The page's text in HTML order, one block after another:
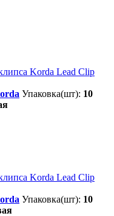
Korda Lead Clip
Упаковка(шт): 10
Korda Lead Clip
Упаковка(шт): 10